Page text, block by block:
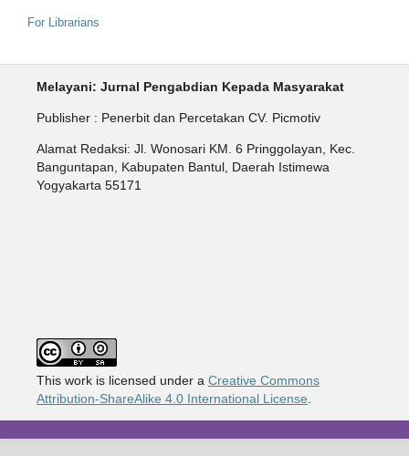
For Librarians
Melayani: Jurnal Pengabdian Kepada Masyarakat
Publisher : Penerbit dan Percetakan CV. Picmotiv
Alamat Redaksi: Jl. Wonosari KM. 6 Pringgolayan, Kec.
Banguntapan, Kabupaten Bantul, Daerah Istimewa
Yogyakarta 55171
This work is licensed under a Creative Commons
Attribution-ShareAlike 4.0 International License